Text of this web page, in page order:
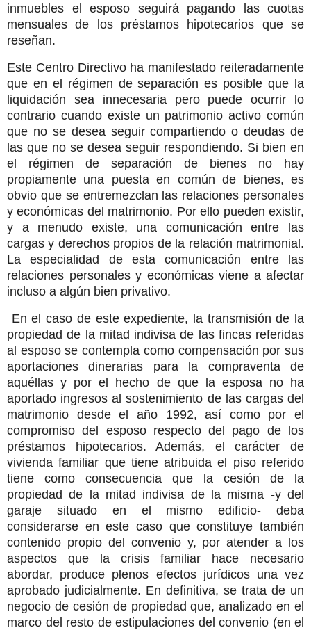
inmuebles el esposo seguirá pagando las cuotas
mensuales de los préstamos hipotecarios que se
reseñan.
Este Centro Directivo ha manifestado reiteradamente
que en el régimen de separación es posible que la
liquidación sea innecesaria pero puede ocurrir lo
contrario cuando existe un patrimonio activo común
que no se desea seguir compartiendo o deudas de
las que no se desea seguir respondiendo. Si bien en
el régimen de separación de bienes no hay
propiamente una puesta en común de bienes, es
obvio que se entremezclan las relaciones personales
y económicas del matrimonio. Por ello pueden existir,
y a menudo existe, una comunicación entre las
cargas y derechos propios de la relación matrimonial.
La especialidad de esta comunicación entre las
relaciones personales y económicas viene a afectar
incluso a algún bien privativo.
En el caso de este expediente, la transmisión de la
propiedad de la mitad indivisa de las fincas referidas
al esposo se contempla como compensación por sus
aportaciones dinerarias para la compraventa de
aquéllas y por el hecho de que la esposa no ha
aportado ingresos al sostenimiento de las cargas del
matrimonio desde el año 1992, así como por el
compromiso del esposo respecto del pago de los
préstamos hipotecarios. Además, el carácter de
vivienda familiar que tiene atribuida el piso referido
tiene como consecuencia que la cesión de la
propiedad de la mitad indivisa de la misma -y del
garaje situado en el mismo edificio- deba
considerarse en este caso que constituye también
contenido propio del convenio y, por atender a los
aspectos que la crisis familiar hace necesario
abordar, produce plenos efectos jurídicos una vez
aprobado judicialmente. En definitiva, se trata de un
negocio de cesión de propiedad que, analizado en el
marco del resto de estipulaciones del convenio (en el